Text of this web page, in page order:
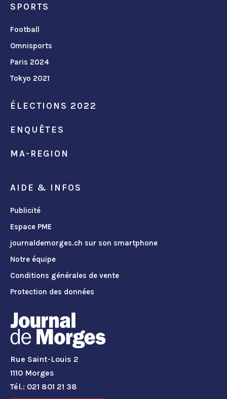
SPORTS
Football
Omnisports
Paris 2024
Tokyo 2021
ÉLECTIONS 2022
ENQUÊTES
MA-REGION
AIDE & INFOS
Publicité
Espace PME
journaldemorges.ch sur son smartphone
Notre équipe
Conditions générales de vente
Protection des données
Rue Saint-Louis 2
1110 Morges
Tél.: 021 801 21 38